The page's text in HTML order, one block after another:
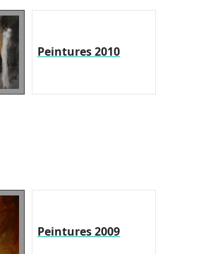
Peintures 2010
Peintures 2009